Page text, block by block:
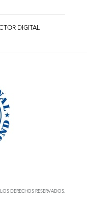
DIGITAL
DERECHOS RESERVADOS.